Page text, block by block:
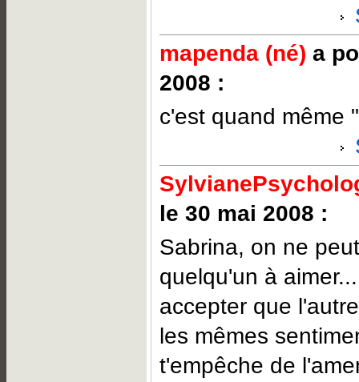
mapenda (né) a
2008 :
c'est quand même
le 30 mai 2008 :
Sabrina, on ne
quelqu'un à
accepter que
les mêmes
t'empêche de